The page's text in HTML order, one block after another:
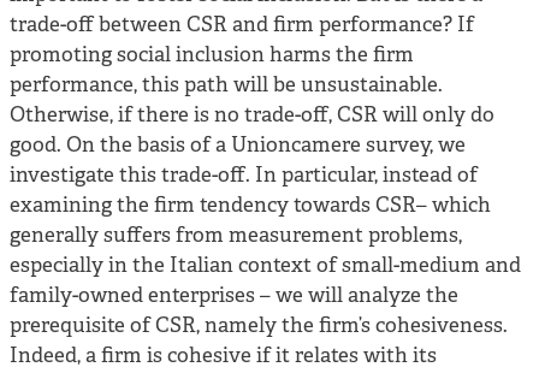
trade-off between CSR and firm performance? If
promoting social inclusion harms the firm
performance, this path will be unsustainable.
Otherwise, if there is no trade-off, CSR will only do
good. On the basis of a Unioncamere survey, we
investigate this trade-off. In particular, instead of
examining the firm tendency towards CSR– which
generally suffers from measurement problems,
especially in the Italian context of small-medium and
family-owned enterprises – we will analyze the
prerequisite of CSR, namely the firm’s cohesiveness.
Indeed, a firm is cohesive if it relates with its